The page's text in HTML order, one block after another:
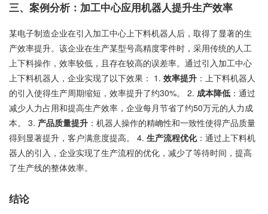
三、案例分析：加工中心应用机器人提升生产效率
某电子制造企业在引入加工中心上下料机器人后，取得了显著的生
产效率提升。该企业在生产某型号高精度零件时，采用传统的人工
上下料操作，效率较低，且存在较高的误差率。通过引入加工中心
上下料机器人，企业实现了以下效果： 1. 效率提升 ：上下料机器人
的引入使得生产周期缩短，效率提升了约30%。 2. 成本降低 ：通过
减少人力占用和提高生产效率，企业每月节省了约50万元的人力成
本。 3. 产品质量提升 ：机器人操作的精崅性和一致性使得产品质量
得到显著提升，客户满意度提高。 4. 生产流程优化：通过上下料机
器人的引入，企业实现了生产流程的优化，减少了等待时间，提高
了生产线的整体效率。
结论